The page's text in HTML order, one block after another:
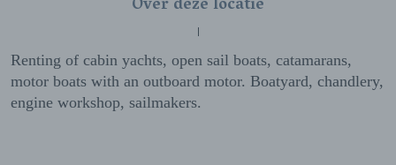
Over deze locatie
Renting of cabin yachts, open sail boats, catamarans,
motor boats with an outboard motor. Boatyard, chandlery,
engine workshop, sailmakers.